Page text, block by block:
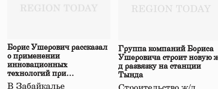
Борис Ушерович рассказал
о применении
инновационных
технологий при
строительстве нового моста
В Забайкалье
Группа компаний Бориса
Ушеровича строит новую
д развязку на станции
Тында